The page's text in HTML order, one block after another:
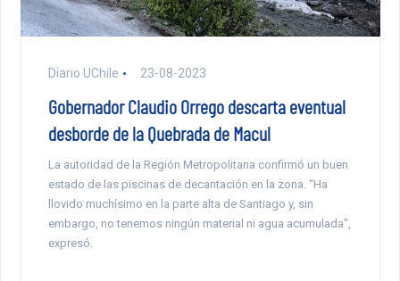
Diario UChile 23-08-2023
Gobernador Claudio Orrego descarta eventual
desborde de la Quebrada de Macul
La autoridad de la Región Metropolitana confirmó un buen
estado de las piscinas de decantación en la zona. “Ha
llovido muchísimo en la parte alta de Santiago y, sin
embargo, no tenemos ningún material ni agua acumulada”,
expresó.